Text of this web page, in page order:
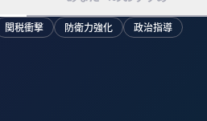
関税衝撃 防衛力強化 政治指導